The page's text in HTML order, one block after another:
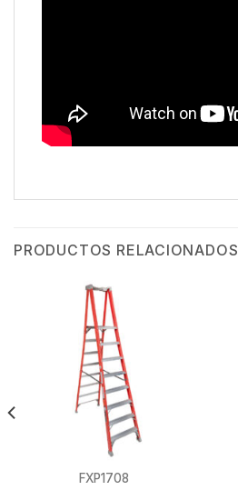
PRODUCTOS RELACIONADOS
FXP1708